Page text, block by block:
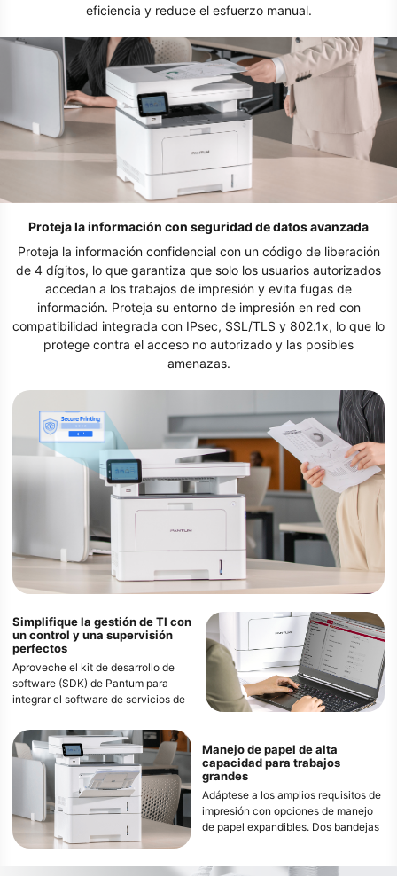
eficiencia y reduce el esfuerzo manual.
Proteja la información con seguridad de datos avanzada
Proteja la información confidencial con un código de liberación
de 4 dígitos, lo que garantiza que solo los usuarios autorizados
accedan a los trabajos de impresión y evita fugas de
información. Proteja su entorno de impresión en red con
compatibilidad integrada con IPsec, SSL/TLS y 802.1x, lo que lo
protege contra el acceso no autorizado y las posibles
amenazas.
Simplifique la gestión de TI con
un control y una supervisión
perfectos
Aproveche el kit de desarrollo de
software (SDK) de Pantum para
integrar el software de servicios de
convencional, lo que permite
funciones avanzadas de control
remoto, gestión y restricción de
Los administradores de TI y los
usuarios pueden acceder a la
impresora desde un navegador web
con solo ingresar la dirección IP en
Manejo de papel de alta
capacidad para trabajos
grandes
Adáptese a los amplios requisitos de
impresión con opciones de manejo
de papel expandibles. Dos bandejas